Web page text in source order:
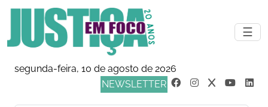
☰
segunda-feira, 10 de agosto de 2026
NEWSLETTER